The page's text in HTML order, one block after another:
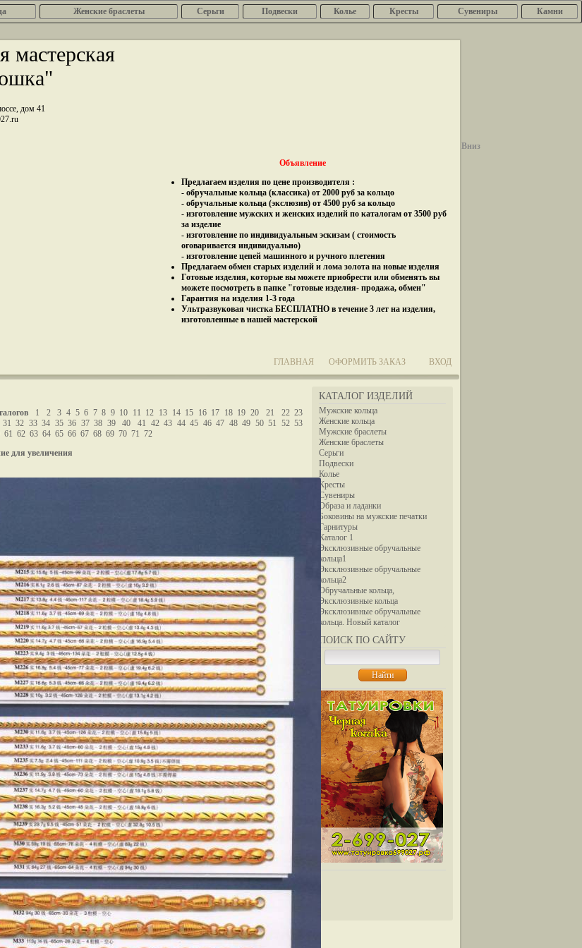
Женские браслеты Серьги Подвески Колье Кресты Сувениры Камни
мастерская
дом 41
Объявление
Предлагаем изделия по цене производителя :
- обручальные кольца (классика) от 2000 руб за кольцо
- обручальные кольца (экслюзив) от 4500 руб за кольцо
- изготовление мужских и женских изделий по каталогам от 3500 руб
за изделие
- изготовление по индивидуальным эскизам ( стоимость
оговаривается индивидуально)
- изготовление цепей машинного и ручного плетения
Предлагаем обмен старых изделий и лома золота на новые изделия
Готовые изделия, которые вы можете приобрести или обменять вы
можете посмотреть в папке "готовые изделия- продажа, обмен"
Гарантия на изделия 1-3 года
Ультразвуковая чистка БЕСПЛАТНО в течение 3 лет на изделия,
изготовленные в нашей мастерской
ГЛАВНАЯ ОФОРМИТЬ ЗАКАЗ ВХОД
КАТАЛОГ ИЗДЕЛИЙ
Мужские кольца
Женские кольца
Мужские браслеты
Женские браслеты
Серьги
Подвески
Колье
Кресты
Сувениры
Образа и ладанки
Боковины на мужские печатки
Гарнитуры
Каталог 1
Эксклюзивные обручальные
кольца1
Эксклюзивные обручальные
кольца2
Обручальные кольца,
Эксклюзивные кольца
Эксклюзивные обручальные
кольца. Новый каталог
ПОИСК ПО САЙТУ
1 2 3 4 5 6 7 8 9 10 11 12 13 14 15 16 17 18 19 20 21 22 23
31 32 33 34 35 36 37 38 39 40 41 42 43 44 45 46 47 48 49 50 51 52 53
61 62 63 64 65 66 67 68 69 70 71 72
для увеличения
Вниз